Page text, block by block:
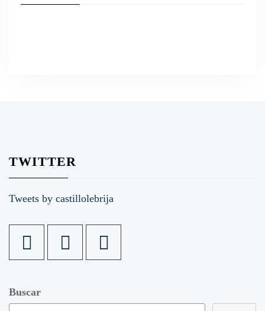
TWITTER
Tweets by castillolebrija
Buscar